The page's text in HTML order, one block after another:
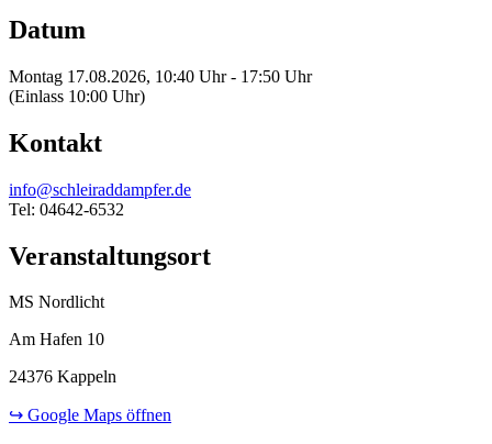
Datum
Montag 17.08.2026, 10:40 Uhr - 17:50 Uhr
(Einlass 10:00 Uhr)
Kontakt
info@schleiraddampfer.de
Tel: 04642-6532
Veranstaltungsort
MS Nordlicht
Am Hafen 10
24376 Kappeln
↪ Google Maps öffnen